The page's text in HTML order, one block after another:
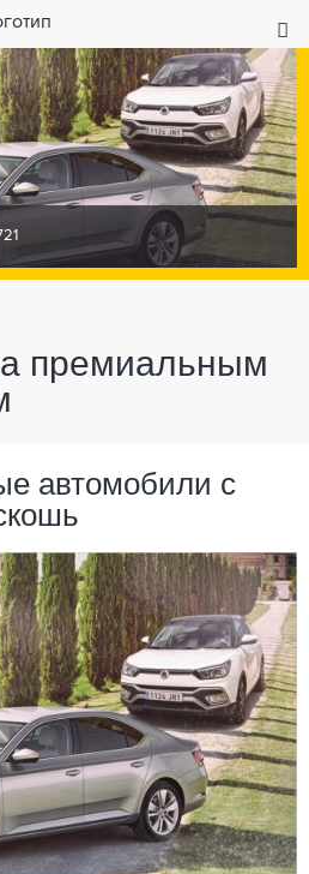
премиальным
автомобили с